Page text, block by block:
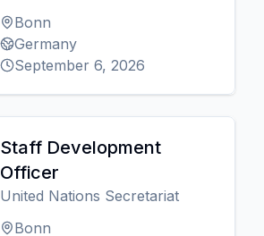
Bonn
Germany
September 6, 2026
Staff Development
Officer
United Nations Secretariat
Bonn